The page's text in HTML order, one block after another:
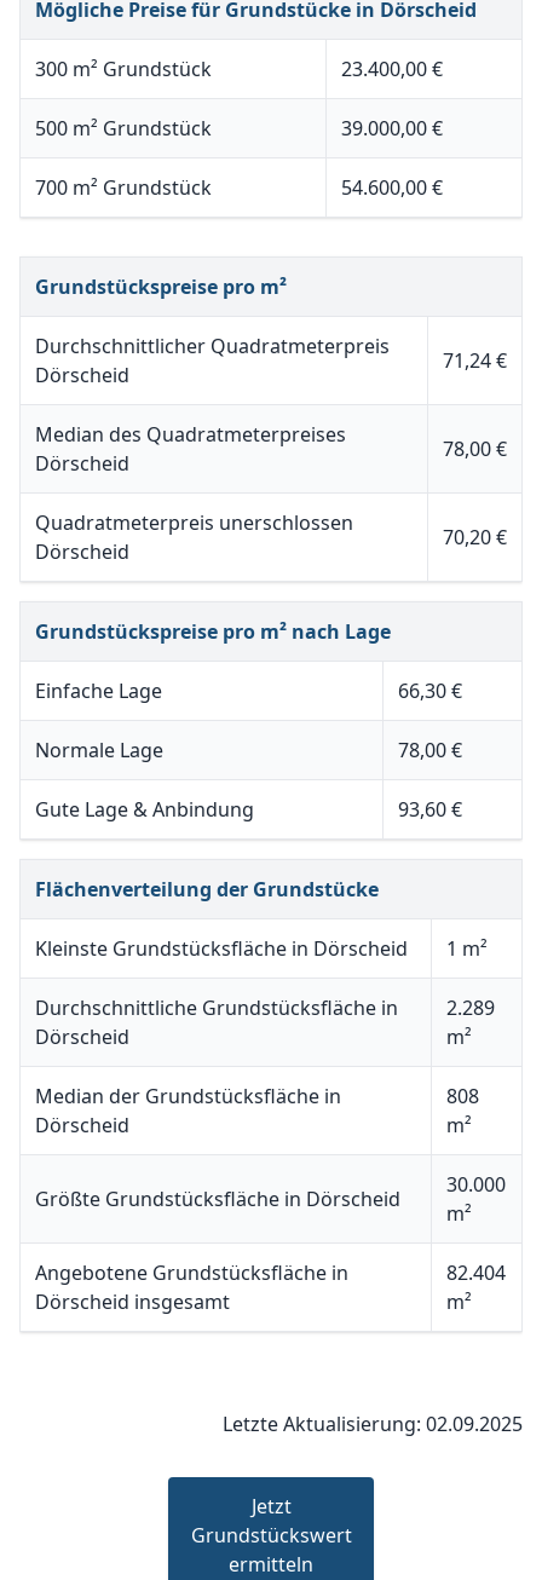
Mögliche Preise für Grundstücke in Dörscheid
300 m² Grundstück 23.400,00 €
500 m² Grundstück 39.000,00 €
700 m² Grundstück 54.600,00 €
Grundstückspreise pro m²
Durchschnittlicher Quadratmeterpreis
Dörscheid
71,24 €
Median des Quadratmeterpreises
Dörscheid
78,00 €
Quadratmeterpreis unerschlossen
Dörscheid
70,20 €
Grundstückspreise pro m² nach Lage
Einfache Lage 66,30 €
Normale Lage 78,00 €
Gute Lage & Anbindung 93,60 €
Flächenverteilung der Grundstücke
Kleinste Grundstücksfläche in Dörscheid 1 m²
Durchschnittliche Grundstücksfläche in
Dörscheid
2.289
m²
Median der Grundstücksfläche in
Dörscheid
808
m²
Größte Grundstücksfläche in Dörscheid
30.000
m²
Angebotene Grundstücksfläche in
Dörscheid insgesamt
82.404
m²
Letzte Aktualisierung: 02.09.2025
Jetzt
Grundstückswert
ermitteln